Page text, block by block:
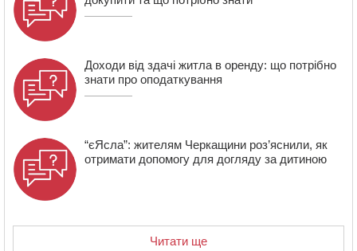
15:39 На честь загиблого захисника і чемпіона світу в
Черкасах відкрили спортивно-реабілітаційний центр
Доходи від здачі житла в оренду: що потрібно
знати про оподаткування
“єЯсла”: жителям Черкащини роз’яснили, як
отримати допомогу для догляду за дитиною
Читати ще